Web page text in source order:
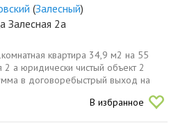
(Залесный)
Залесная 2а
квартира 34,9 м2 на 55
2 а юридически чистый объект 2
в договоребыстрый выход на
дом, просторная
В избранное